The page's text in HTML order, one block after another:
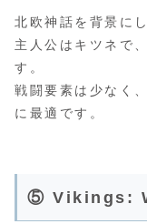
北欧神話を背景に
主人公はキツネで
す。
戦闘要素は少なく
に最適です。
⑤ Vikings: